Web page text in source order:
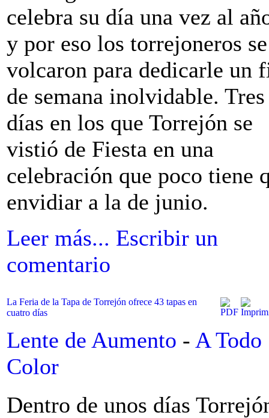
celebra su día una vez al
y por eso los torrejoneros se
volcaron para dedicarle un
de semana inolvidable. Tres
días en los que Torrejón se
vistió de Fiesta en una
celebración que poco tiene
envidiar a la de junio.
Leer más... Escribir un
comentario
La Feria de la Tapa de Torrejón ofrece 43 tapas en
cuatro días
Lente de Aumento - A Todo
Color
Dentro de unos días